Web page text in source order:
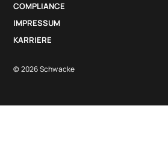
COMPLIANCE
IMPRESSUM
KARRIERE
© 2026 Schwacke